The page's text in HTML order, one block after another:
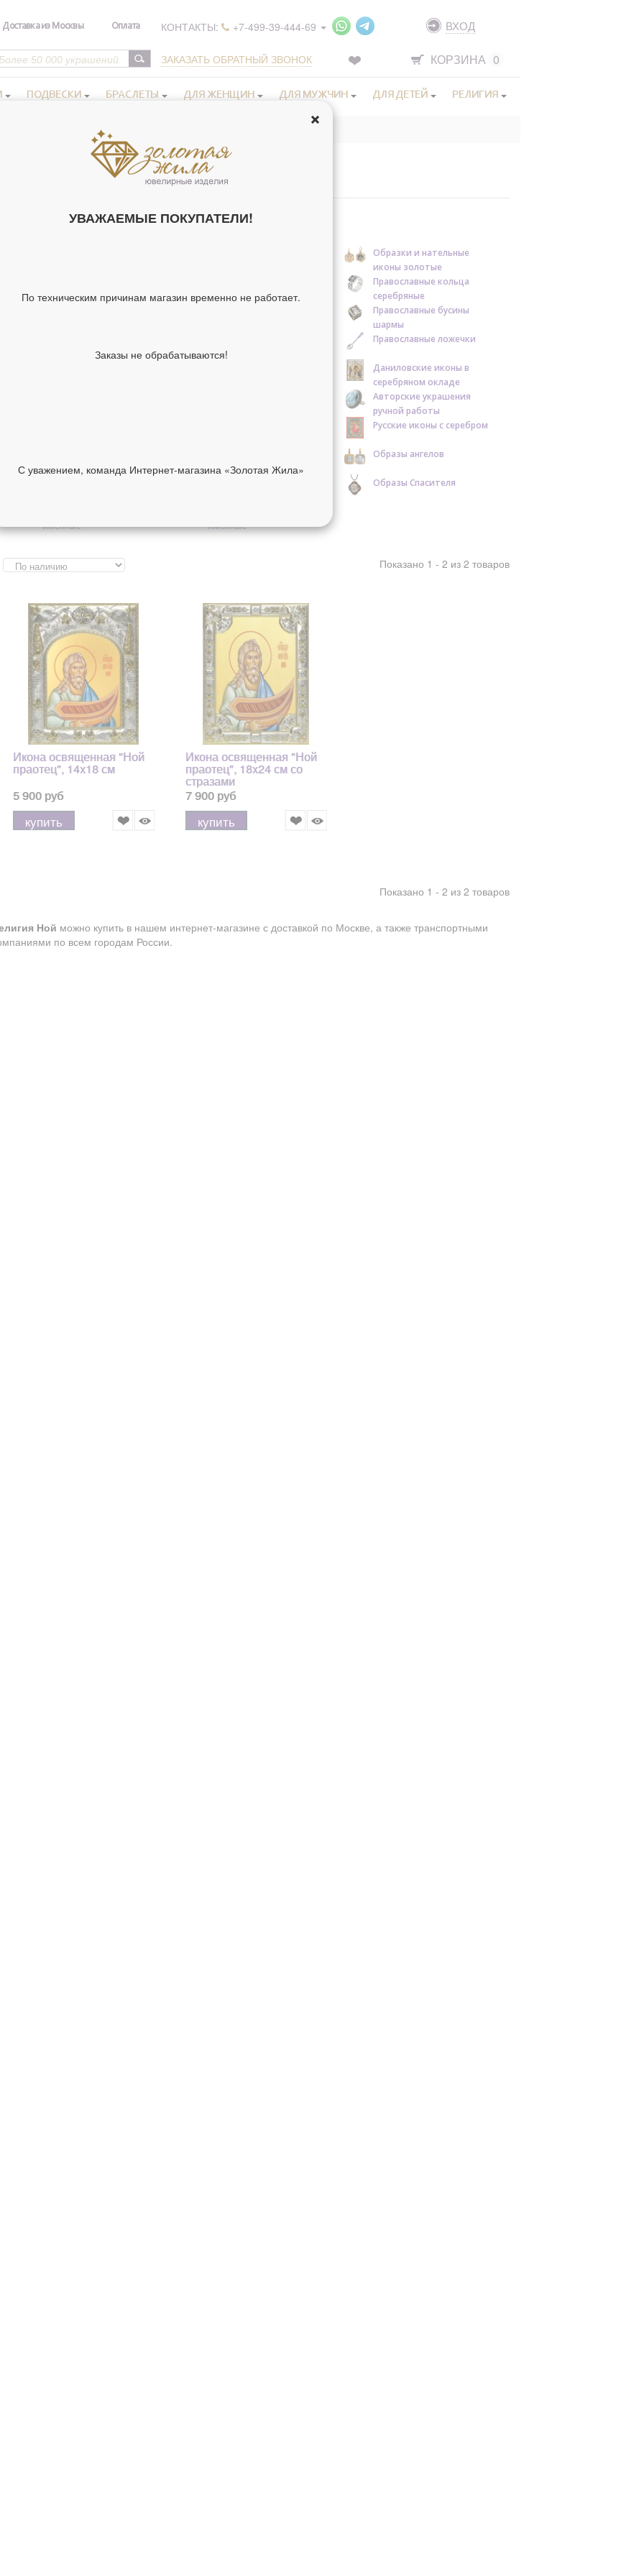
Доставка из Москвы Оплата КОНТАКТЫ: +7-499-39-444-69
ЗАКАЗАТЬ ОБРАТНЫЙ ЗВОНОК
ВХОД
КОРЗИНА 0
ПОДВЕСКИ БРАСЛЕТЫ ДЛЯ ЖЕНЩИН ДЛЯ МУЖЧИН ДЛЯ ДЕТЕЙ РЕЛИГИЯ
РЕЛИГИЯ НОЙ
Образки и нательные
иконы золотые
иконы серебряные
золотые
Православные кольца
серебряные
Православные бусины
шармы
шнурки
Православные ложечки
Даниловские иконы в
серебряном окладе
Авторские украшения
ручной работы
Русские иконы с серебром
Образы ангелов
Образы Спасителя
именные
именные
Показано 1 - 2 из 2 товаров
Икона освященная "Ной
праотец", 14x18 см
5 900 руб
купить
Икона освященная "Ной
праотец", 18x24 см со
стразами
7 900 руб
купить
Показано 1 - 2 из 2 товаров
Ной можно купить в нашем интернет-магазине с доставкой по Москве, а также транспортными
по всем городам России.
УВАЖАЕМЫЕ ПОКУПАТЕЛИ!
По техническим причинам магазин временно не работает.
Заказы не обрабатываются!
С уважением, команда Интернет-магазина «Золотая Жила»